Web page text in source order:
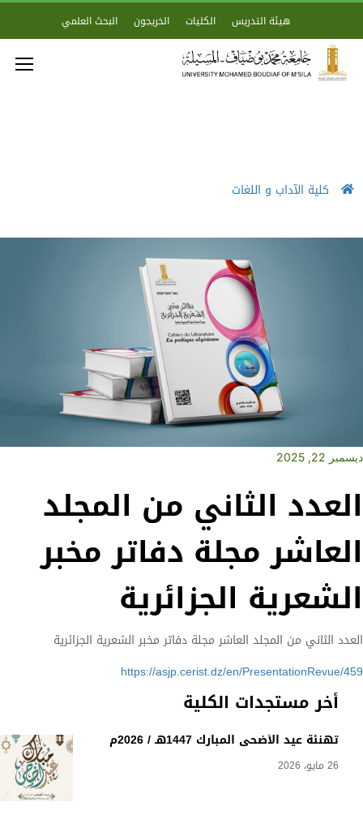
هيئة التدريس الكليات الخريجون البحث العلمي
كلية الآداب و اللغات
أخر مستجدات الكلية
تهنئة عيد الأضحى المبارك 1447هـ / 2026م
26 مايو، 2026
ديسمبر 22, 2025
العدد الثاني من المجلد
العاشر مجلة دفاتر مخبر
الشعرية الجزائرية
العدد الثاني من المجلد العاشر مجلة دفاتر مخبر الشعرية الجزائرية
https://asjp.cerist.dz/en/PresentationRevue/459